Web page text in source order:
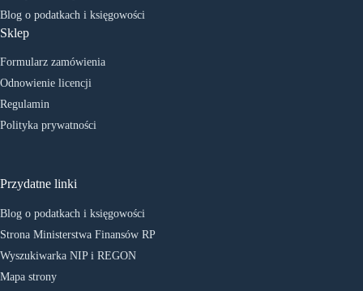
Blog o podatkach i księgowości
Sklep
Formularz zamówienia
Odnowienie licencji
Regulamin
Polityka prywatności
Przydatne linki
Blog o podatkach i księgowości
Strona Ministerstwa Finansów RP
Wyszukiwarka NIP i REGON
Mapa strony